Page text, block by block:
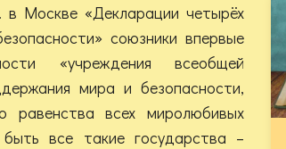
Москве «Декларации четырёх
союзники впервые
«учреждения всеобщей
мира и безопасности,
равенства всех миролюбивых
все такие государства –